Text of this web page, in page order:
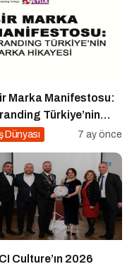
Marka Manifestosu:
Türkiye’nin
Hikayesi
Dünyası 7 ay önce
Culture’ın 2026